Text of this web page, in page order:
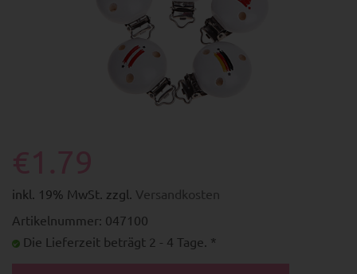
inkl. 19% MwSt. zzgl. Versandkosten
Artikelnummer: 047100
Die Lieferzeit beträgt 2 - 4 Tage. *